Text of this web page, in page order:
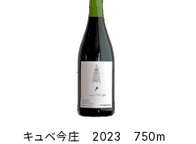
キュベ今庄 2023 750m